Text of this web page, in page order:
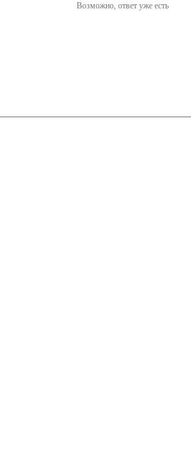
Возможно, ответ уже есть